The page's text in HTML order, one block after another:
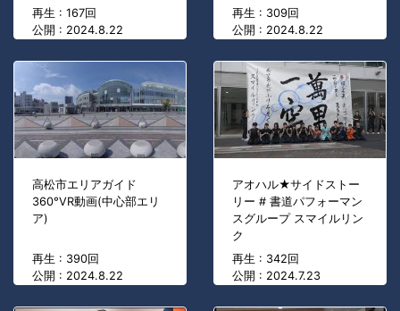
再生 : 167回
公開 : 2024.8.22
再生 : 309回
公開 : 2024.8.22
高松市エリアガイド
360°VR動画(中心部エリ
ア)
再生 : 390回
公開 : 2024.8.22
アオハル★サイドストー
リー # 書道パフォーマン
スグループ スマイルリン
ク
再生 : 342回
公開 : 2024.7.23